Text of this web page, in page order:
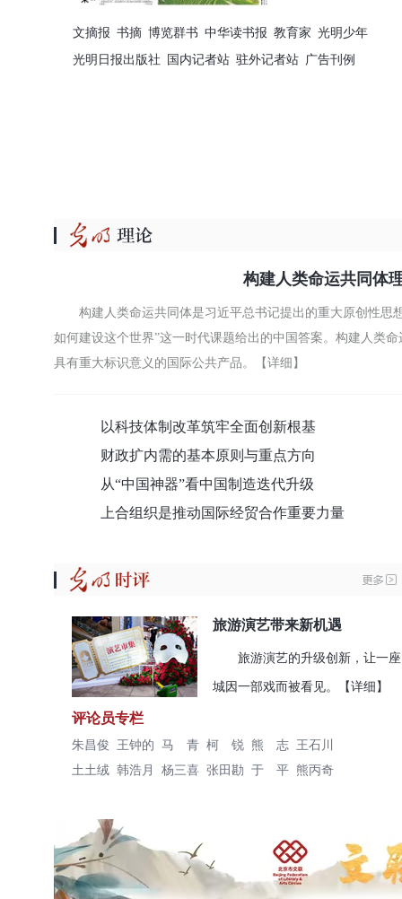
文摘报 书摘 博览群书 中华读书报 教育家 光明少年
光明日报出版社
国内记者站 驻外记者站 广告刊例
构建人类命运共同体
构建人类命运共同体是习近平总书记提出的重大原创性思
如何建设这个世界”这一时代课题给出的中国答案。构建人类
具有重大标识意义的国际公共产品。
【详细】
以科技体制改革筑牢全面创新根基
财政扩内需的基本原则与重点方向
从“中国神器”看中国制造迭代升级
上合组织是推动国际经贸合作重要力量
旅游演艺带来新机遇
旅游演艺的升级创新，让一座
城因一部戏而被看见。 【详细】
评论员专栏
朱昌俊 王钟的 马 青 柯 锐 熊 志 王石川
土土绒 韩浩月 杨三喜 张田勘 于 平 熊丙奇